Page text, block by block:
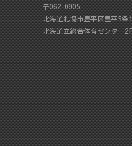
〒062-0905
北海道札幌市豊平区豊平5条
北海道立総合体育センター2F